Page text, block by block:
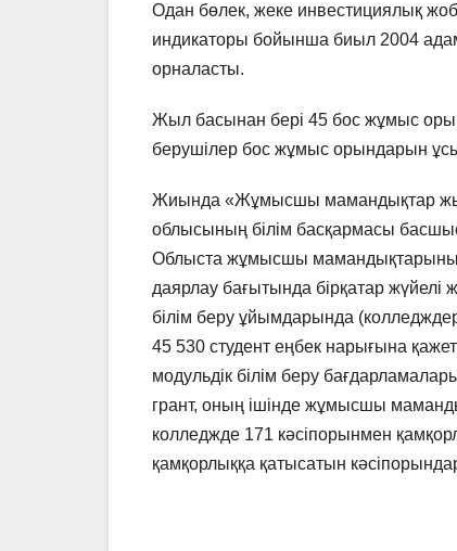
Одан бөлек, жеке инвестициялық
индикаторы бойынша биыл 2004
орналасты.
Жыл басынан бері 45 бос жұмыс
берушілер бос жұмыс орындарын
Жиында «Жұмысшы мамандықтар
облысының білім басқармасы
Облыста жұмысшы мамандықтарының
даярлау бағытында бірқатар жүйелі
білім беру ұйымдарында
45 530 студент еңбек нарығына
модульдік білім беру
грант, оның ішінде жұмысшы
колледжде 171 кәсіпорынмен
қамқорлыққа қатысатын